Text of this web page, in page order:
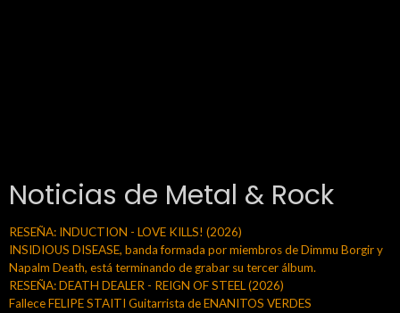
Noticias de Metal & Rock
RESEÑA: INDUCTION - LOVE KILLS! (2026)
INSIDIOUS DISEASE, banda formada por miembros de Dimmu Borgir y
Napalm Death, está terminando de grabar su tercer álbum.
RESEÑA: DEATH DEALER - REIGN OF STEEL (2026)
Fallece FELIPE STAITI Guitarrista de ENANITOS VERDES